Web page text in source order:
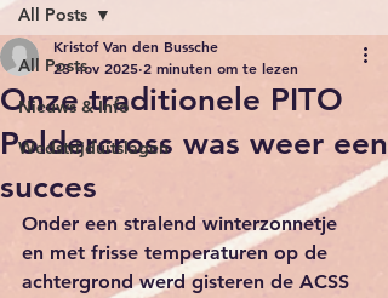
All Posts
Nieuws & Info
Wedstrijduitslagen
All Posts
Onze traditionele PITO
Poldercross was weer een
succes
Kristof Van den Bussche
23 nov 2025 2 minuten om te lezen
Onder een stralend winterzonnetje
en met frisse temperaturen op de
achtergrond werd gisteren de ACSS